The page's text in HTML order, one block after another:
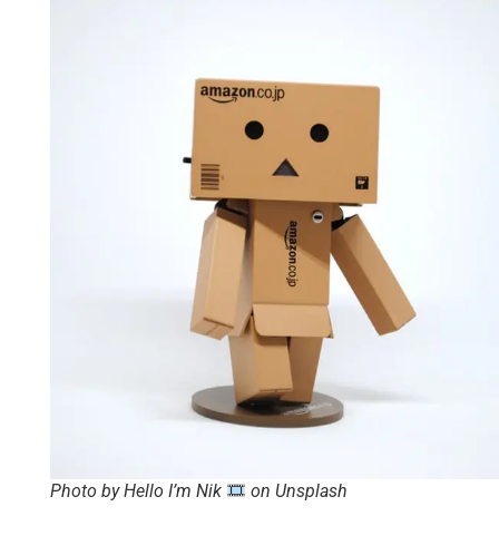
Photo by Hello I’m Nik on Unsplash